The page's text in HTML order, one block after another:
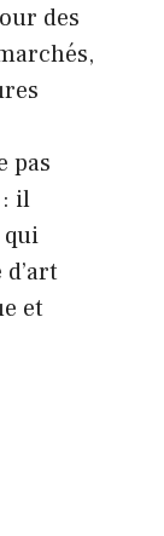
des
pas
il
et